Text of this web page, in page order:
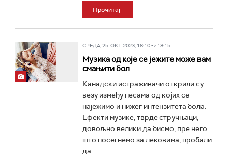
Прочитај
СРЕДА, 25. ОКТ 2023, 18:10 -> 18:15
Музика од које се јежите може вам
смањити бол
Канадски истраживачи открили су
везу између песама од којих се
најежимо и нижег интензитета бола.
Ефекти музике, тврде стручњаци,
довољно велики да бисмо, пре него
што посегнемо за лековима, пробали
да...